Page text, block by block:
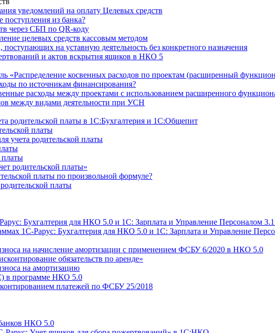
уведомлений на оплату Целевых средств
поступления из банка?
через СБП по QR-коду
целевых средств кассовым методом
поступающих на уставную деятельность без конкретного назначения
и актов вскрытия ящиков в НКО 5
«Распределение косвенных расходов по проектам (расширенный
по источникам финансирования?
расходы между проектами с использованием расширенного
между видами деятельности при УСН
родительской платы в 1С:Бухгалтерия и 1С:Общепит
платы
учета родительской платы
платы
родительской платы»
платы по произвольной формуле?
платы
Бухгалтерия для НКО 5.0 и 1С: Зарплата и Управление Персоналом 3.1
1С-Рарус: Бухгалтерия для НКО 5.0 и 1С: Зарплата и Управление
на начисление амортизации с применением ФСБУ 6/2020 в НКО 5.0
обязательств по аренде»
на амортизацию
в программе НКО 5.0
платежей по ФСБУ 25/2018
НКО 5.0